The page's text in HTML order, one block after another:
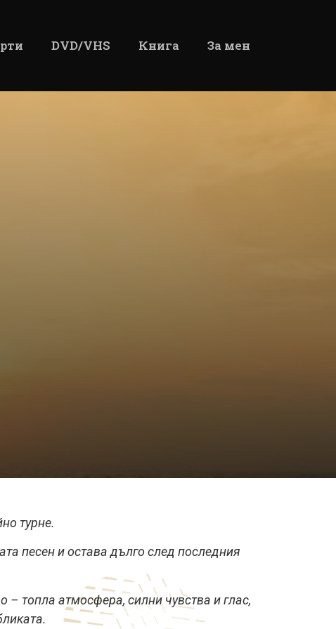
DVD/VHS Книга За мен
турне.
песен и остава дълго след последния
топла атмосфера, силни чувства и глас,